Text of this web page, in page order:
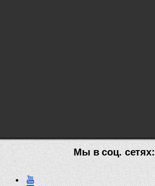
Мы в соц. сетях: